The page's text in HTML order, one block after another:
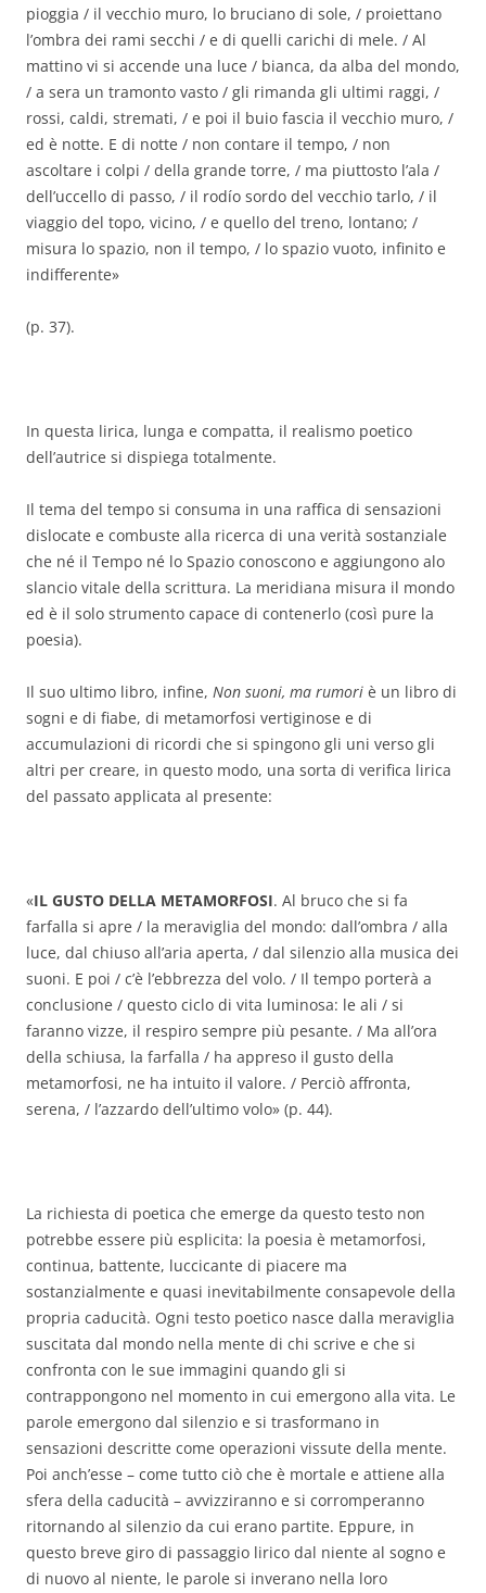
pioggia / il vecchio muro, lo bruciano di sole, / proiettano
l’ombra dei rami secchi / e di quelli carichi di mele. / Al
mattino vi si accende una luce / bianca, da alba del mondo,
/ a sera un tramonto vasto / gli rimanda gli ultimi raggi, /
rossi, caldi, stremati, / e poi il buio fascia il vecchio muro, /
ed è notte. E di notte / non contare il tempo, / non
ascoltare i colpi / della grande torre, / ma piuttosto l’ala /
dell’uccello di passo, / il rodío sordo del vecchio tarlo, / il
viaggio del topo, vicino, / e quello del treno, lontano; /
misura lo spazio, non il tempo, / lo spazio vuoto, infinito e
indifferente»
(p. 37).
In questa lirica, lunga e compatta, il realismo poetico
dell’autrice si dispiega totalmente.
Il tema del tempo si consuma in una raffica di sensazioni
dislocate e combuste alla ricerca di una verità sostanziale
che né il Tempo né lo Spazio conoscono e aggiungono alo
slancio vitale della scrittura. La meridiana misura il mondo
ed è il solo strumento capace di contenerlo (così pure la
poesia).
Il suo ultimo libro, infine, Non suoni, ma rumori è un libro di
sogni e di fiabe, di metamorfosi vertiginose e di
accumulazioni di ricordi che si spingono gli uni verso gli
altri per creare, in questo modo, una sorta di verifica lirica
del passato applicata al presente:
«IL GUSTO DELLA METAMORFOSI. Al bruco che si fa
farfalla si apre / la meraviglia del mondo: dall’ombra / alla
luce, dal chiuso all’aria aperta, / dal silenzio alla musica dei
suoni. E poi / c’è l’ebbrezza del volo. / Il tempo porterà a
conclusione / questo ciclo di vita luminosa: le ali / si
faranno vizze, il respiro sempre più pesante. / Ma all’ora
della schiusa, la farfalla / ha appreso il gusto della
metamorfosi, ne ha intuito il valore. / Perciò affronta,
serena, / l’azzardo dell’ultimo volo» (p. 44).
La richiesta di poetica che emerge da questo testo non
potrebbe essere più esplicita: la poesia è metamorfosi,
continua, battente, luccicante di piacere ma
sostanzialmente e quasi inevitabilmente consapevole della
propria caducità. Ogni testo poetico nasce dalla meraviglia
suscitata dal mondo nella mente di chi scrive e che si
confronta con le sue immagini quando gli si
contrappongono nel momento in cui emergono alla vita. Le
parole emergono dal silenzio e si trasformano in
sensazioni descritte come operazioni vissute della mente.
Poi anch’esse – come tutto ciò che è mortale e attiene alla
sfera della caducità – avvizziranno e si corromperanno
ritornando al silenzio da cui erano partite. Eppure, in
questo breve giro di passaggio lirico dal niente al sogno e
di nuovo al niente, le parole si inverano nella loro